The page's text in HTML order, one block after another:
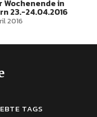
Wochenende in
23.-24.04.2016
2016
TAGS